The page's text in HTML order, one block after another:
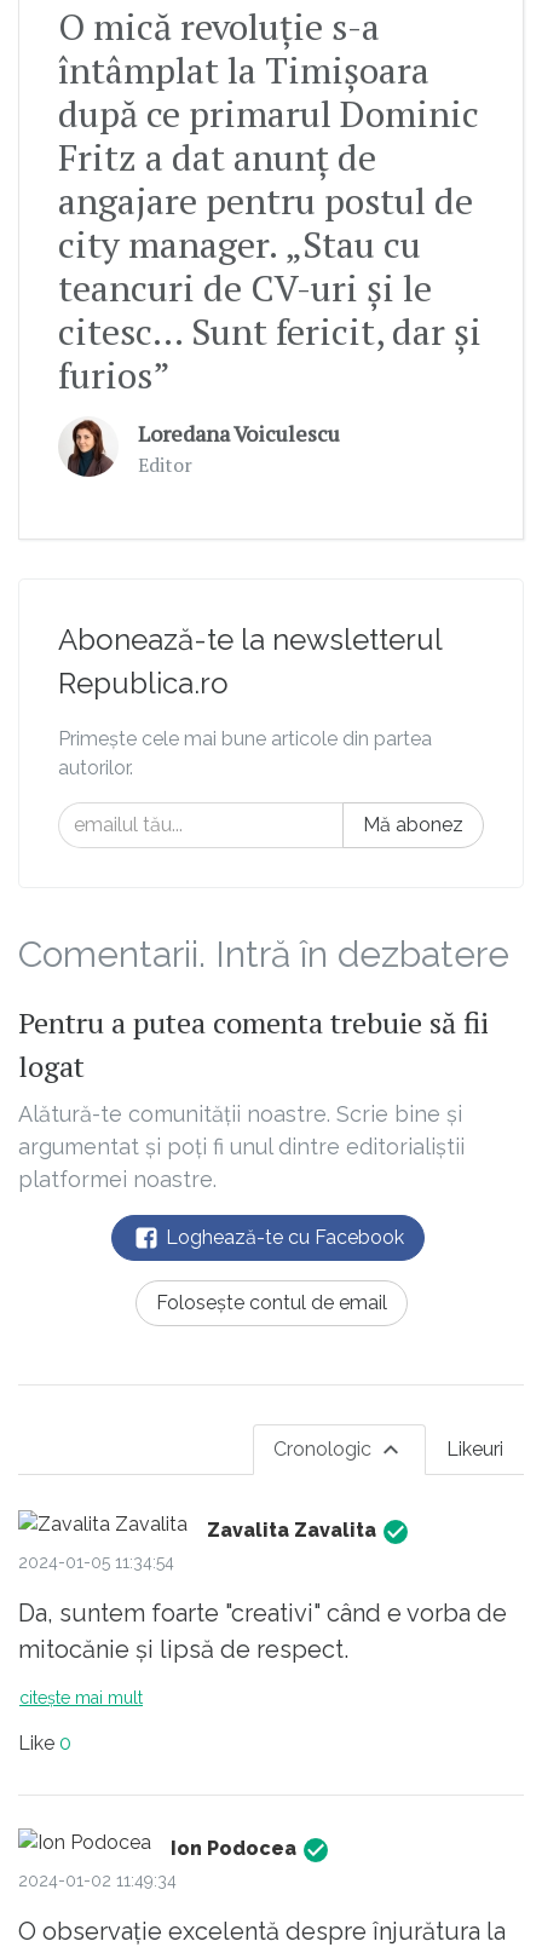
O mică revoluție s-a
întâmplat la Timișoara
după ce primarul Dominic
Fritz a dat anunț de
angajare pentru postul de
city manager. „Stau cu
teancuri de CV-uri și le
citesc… Sunt fericit, dar și
furios”
Loredana Voiculescu
Editor
Abonează-te la newsletterul
Republica.ro
Primește cele mai bune articole din partea
autorilor.
Mă abonez
Comentarii. Intră în dezbatere
Pentru a putea comenta trebuie să fii
logat
Alătură-te comunității noastre. Scrie bine și
argumentat și poți fi unul dintre editorialiștii
platformei noastre.
Loghează-te cu Facebook
Folosește contul de email
Likeuri
Cronologic
Zavalita Zavalita
2024-01-05 11:34:54
Da, suntem foarte "creativi" când e vorba de
mitocănie și lipsă de respect.
citește mai mult
Like 0
Ion Podocea
2024-01-02 11:49:34
O observație excelentă despre înjurătura la